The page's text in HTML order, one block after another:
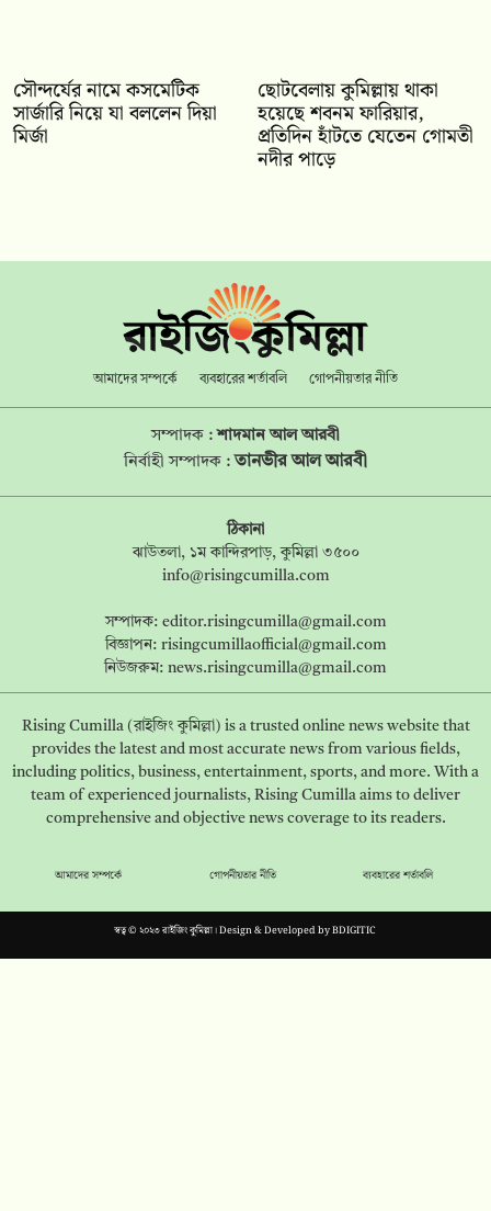
সৌন্দর্যের নামে কসমেটিক
সার্জারি নিয়ে যা বললেন দিয়া
মির্জা
ছোটবেলায় কুমিল্লায় থাকা
হয়েছে শবনম ফারিয়ার,
প্রতিদিন হাঁটতে যেতেন গোমতী
নদীর পাড়ে
আমাদের সম্পর্কে ব্যবহারের শর্তাবলি গোপনীয়তার নীতি
সম্পাদক :শাদমান আল আরবী
নির্বাহী সম্পাদক : তানভীর আল আরবী
ঠিকানা
ঝাউতলা, ১ম কান্দিরপাড়, কুমিল্লা ৩৫০০
info@risingcumilla.com
সম্পাদক: editor.risingcumilla@gmail.com
বিজ্ঞাপন: risingcumillaofficial@gmail.com
নিউজরুম: news.risingcumilla@gmail.com
Rising Cumilla (রাইজিং কুমিল্লা) is a trusted online news website that
provides the latest and most accurate news from various fields,
including politics, business, entertainment, sports, and more. With a
team of experienced journalists, Rising Cumilla aims to deliver
comprehensive and objective news coverage to its readers.
আমাদের সম্পর্কে গোপনীয়তার নীতি ব্যবহারের শর্তাবলি
স্বত্ব © ২০২৩ রাইজিং কুমিল্লা। Design & Developed byBDIGITIC